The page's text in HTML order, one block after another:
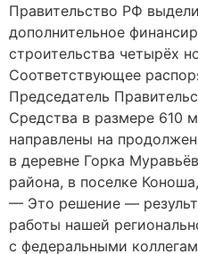
Правительство РФ
дополнительное
строительства четырёх
Соответствующее
Председатель
Средства в размере 610
направлены на
в деревне Горка
района, в поселке
— Это решение —
работы нашей
с федеральными